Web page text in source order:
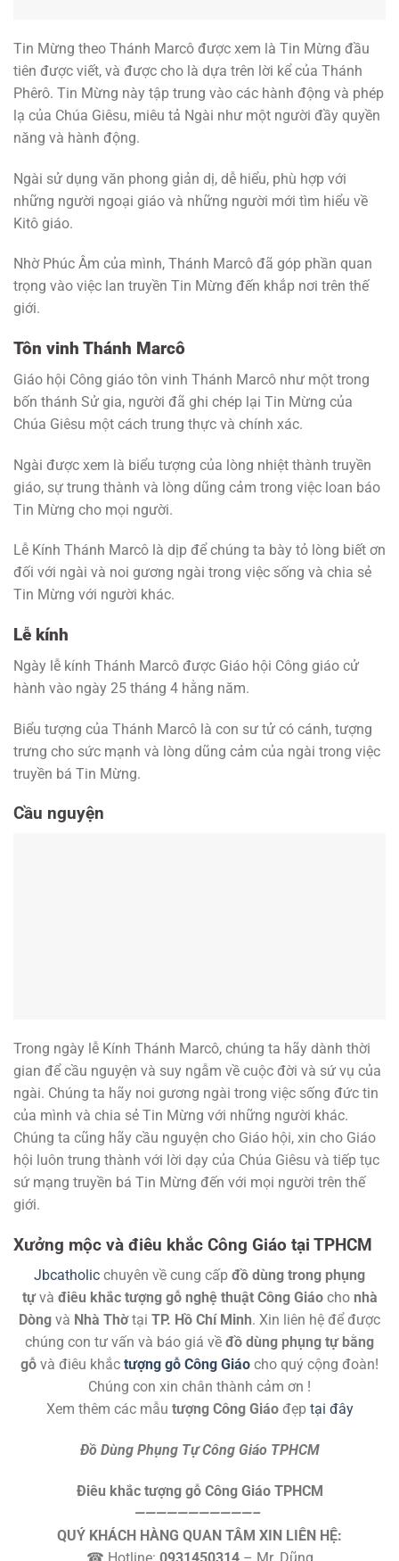
Tin Mừng theo Thánh Marcô được xem là Tin Mừng đầu
tiên được viết, và được cho là dựa trên lời kể của Thánh
Phêrô. Tin Mừng này tập trung vào các hành động và phép
lạ của Chúa Giêsu, miêu tả Ngài như một người đầy quyền
năng và hành động.
Ngài sử dụng văn phong giản dị, dễ hiểu, phù hợp với
những người ngoại giáo và những người mới tìm hiểu về
Kitô giáo.
Nhờ Phúc Âm của mình, Thánh Marcô đã góp phần quan
trọng vào việc lan truyền Tin Mừng đến khắp nơi trên thế
giới.
Tôn vinh Thánh Marcô
Giáo hội Công giáo tôn vinh Thánh Marcô như một trong
bốn thánh Sử gia, người đã ghi chép lại Tin Mừng của
Chúa Giêsu một cách trung thực và chính xác.
Ngài được xem là biểu tượng của lòng nhiệt thành truyền
giáo, sự trung thành và lòng dũng cảm trong việc loan báo
Tin Mừng cho mọi người.
Lễ Kính Thánh Marcô là dịp để chúng ta bày tỏ lòng biết ơn
đối với ngài và noi gương ngài trong việc sống và chia sẻ
Tin Mừng với người khác.
Lễ kính
Ngày lễ kính Thánh Marcô được Giáo hội Công giáo cử
hành vào ngày 25 tháng 4 hằng năm.
Biểu tượng của Thánh Marcô là con sư tử có cánh, tượng
trưng cho sức mạnh và lòng dũng cảm của ngài trong việc
truyền bá Tin Mừng.
Cầu nguyện
Trong ngày lễ Kính Thánh Marcô, chúng ta hãy dành thời
gian để cầu nguyện và suy ngẫm về cuộc đời và sứ vụ của
ngài. Chúng ta hãy noi gương ngài trong việc sống đức tin
của mình và chia sẻ Tin Mừng với những người khác.
Chúng ta cũng hãy cầu nguyện cho Giáo hội, xin cho Giáo
hội luôn trung thành với lời dạy của Chúa Giêsu và tiếp tục
sứ mạng truyền bá Tin Mừng đến với mọi người trên thế
giới.
Xưởng mộc và điêu khắc Công Giáo tại TPHCM
Jbcatholic chuyên về cung cấp đồ dùng trong phụng
tựvà điêu khắc tượng gỗ nghệ thuật Công Giáocho nhà
Dòng và Nhà Thờtại TP. Hồ Chí Minh. Xin liên hệ để được
chúng con tư vấn và báo giá về đồ dùng phụng tự bằng
gỗ và điêu khắc tượng gỗ Công Giáo cho quý cộng đoàn!
Chúng con xin chân thành cảm ơn !
Xem thêm các mẫu tượng Công Giáođẹp tại đây
Đồ Dùng Phụng Tự Công Giáo TPHCM
Điêu khắc tượng gỗ Công Giáo TPHCM
———————————–
QUÝ KHÁCH HÀNG QUAN TÂM XIN LIÊN HỆ: